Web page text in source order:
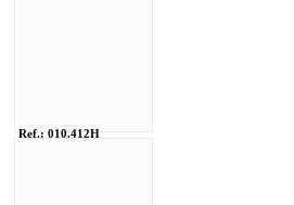
Ref.: 010.412H